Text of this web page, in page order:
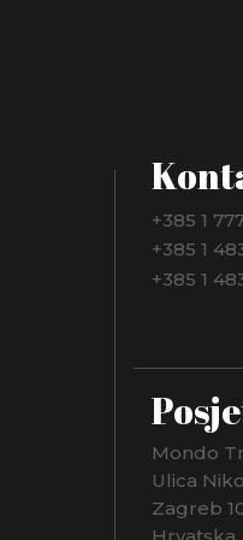
+385 1
+385 1
+385 1
Mondo
Ulica
Zagreb
Hrvatska